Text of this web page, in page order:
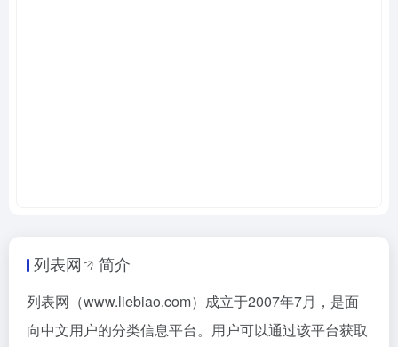
列表网 简介
列表网（www.liebiao.com）成立于2007年7月，是面
向中文用户的分类信息平台。用户可以通过该平台获取